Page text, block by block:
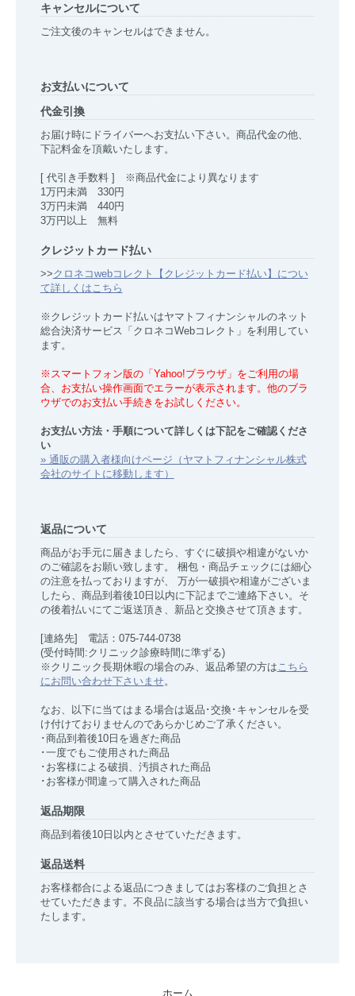
キャンセルについて
ご注文後のキャンセルはできません。
お支払いについて
代金引換
お届け時にドライバーへお支払い下さい。商品代金の他、
下記料金を頂戴いたします。
[ 代引き手数料 ] ※商品代金により異なります
1万円未満 330円
3万円未満 440円
3万円以上 無料
クレジットカード払い
>>クロネコwebコレクト【クレジットカード払い】につい
て詳しくはこちら
※クレジットカード払いはヤマトフィナンシャルのネット
総合決済サービス「クロネコWebコレクト」を利用してい
ます。
※スマートフォン版の「Yahoo!ブラウザ」をご利用の場
合、お支払い操作画面でエラーが表示されます。他のブラ
ウザでのお支払い手続きをお試しください。
お支払い方法・手順について詳しくは下記をご確認くださ
い
» 通販の購入者様向けページ（ヤマトフィナンシャル株式
会社のサイトに移動します）
返品について
商品がお手元に届きましたら、すぐに破損や相違がないか
のご確認をお願い致します。 梱包・商品チェックには細心
の注意を払っておりますが、 万が一破損や相違がございま
したら、商品到着後10日以内に下記までご連絡下さい。そ
の後着払いにてご返送頂き、新品と交換させて頂きます。
[連絡先] 電話：075-744-0738
(受付時間:クリニック診療時間に準ずる)
※クリニック長期休暇の場合のみ、返品希望の方はこちら
にお問い合わせ下さいませ。
なお、以下に当てはまる場合は返品･交換･キャンセルを受
け付けておりませんのであらかじめご了承ください。
･商品到着後10日を過ぎた商品
･一度でもご使用された商品
･お客様による破損、汚損された商品
･お客様が間違って購入された商品
返品期限
商品到着後10日以内とさせていただきます。
返品送料
お客様都合による返品につきましてはお客様のご負担とさ
せていただきます。不良品に該当する場合は当方で負担い
たします。
ホーム